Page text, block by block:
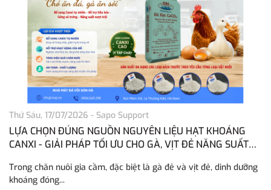
Thứ Sáu, 17/07/2026 - Sapo Support
LỰA CHỌN ĐÚNG NGUỒN NGUYÊN LIỆU HẠT KHOÁNG
CANXI - GIẢI PHÁP TỐI ƯU CHO GÀ, VỊT ĐẺ NĂNG SUẤT
Trong chăn nuôi gia cầm, đặc biệt là gà đẻ và vịt đẻ, dinh dưỡng
khoáng đóng...